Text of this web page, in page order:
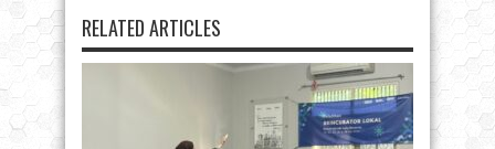
RELATED ARTICLES